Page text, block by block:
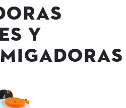
Y